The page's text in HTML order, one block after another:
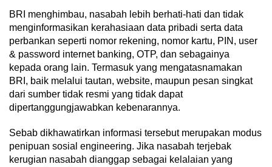
BRI menghimbau, nasabah lebih berhati-hati dan tidak
menginformasikan kerahasiaan data pribadi serta data
perbankan seperti nomor rekening, nomor kartu, PIN, user
& password internet banking, OTP, dan sebagainya
kepada orang lain. Termasuk yang mengatasnamakan
BRI, baik melalui tautan, website, maupun pesan singkat
dari sumber tidak resmi yang tidak dapat
dipertanggungjawabkan kebenarannya.
Sebab dikhawatirkan informasi tersebut merupakan modus
penipuan sosial engineering. Jika nasabah terjebak
kerugian nasabah dianggap sebagai kelalaian yang